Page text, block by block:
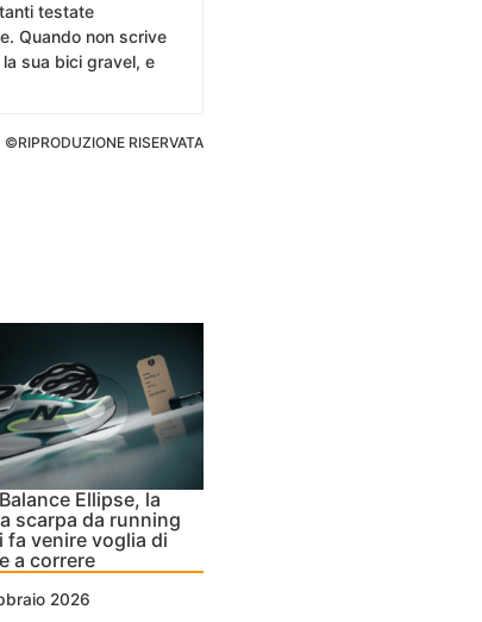
testate
Quando non scrive
sua bici gravel, e
©RIPRODUZIONE RISERVATA
Ellipse, la
scarpa da running
fa venire voglia di
a correre
2026